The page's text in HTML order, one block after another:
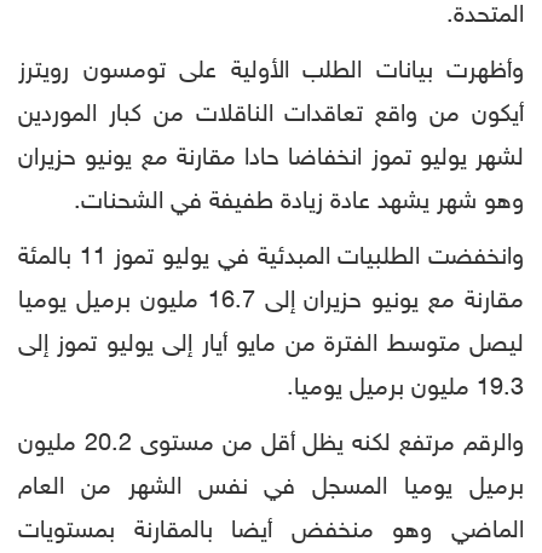
المتحدة.
وأظهرت بيانات الطلب الأولية على تومسون رويترز
أيكون من واقع تعاقدات الناقلات من كبار الموردين
لشهر يوليو تموز انخفاضا حادا مقارنة مع يونيو حزيران
وهو شهر يشهد عادة زيادة طفيفة في الشحنات.
وانخفضت الطلبيات المبدئية في يوليو تموز 11 بالمئة
مقارنة مع يونيو حزيران إلى 16.7 مليون برميل يوميا
ليصل متوسط الفترة من مايو أيار إلى يوليو تموز إلى
19.3 مليون برميل يوميا.
والرقم مرتفع لكنه يظل أقل من مستوى 20.2 مليون
برميل يوميا المسجل في نفس الشهر من العام
الماضي وهو منخفض أيضا بالمقارنة بمستويات